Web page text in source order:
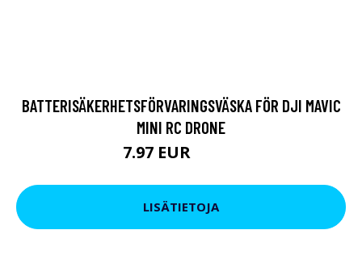
BATTERISÄKERHETSFÖRVARINGSVÄSKA FÖR DJI MAVIC
MINI RC DRONE
7.97 EUR
LISÄTIETOJA